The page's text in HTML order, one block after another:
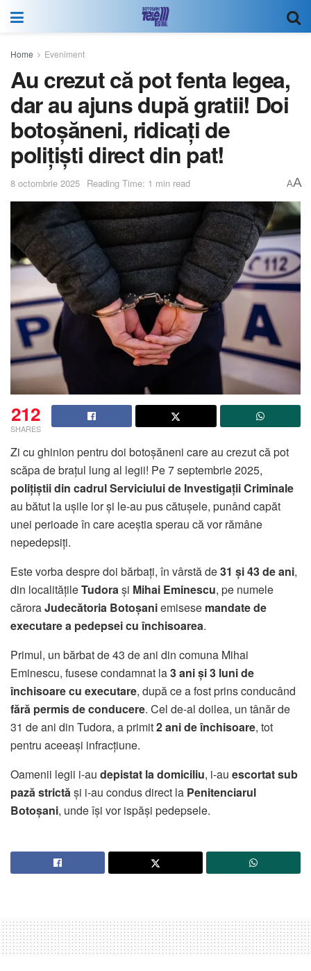
Home Eveniment
Au crezut că pot fenta legea,
dar au ajuns după gratii! Doi
botoșăneni, ridicați de
polițiști direct din pat!
8 octombrie 2025 Reading Time: 1 min read AA
212
SHARES
Zi cu ghinion pentru doi botoșăneni care au crezut că pot
scăpa de brațul lung al legii! Pe 7 septembrie 2025,
polițiștii din cadrul Serviciului de Investigații Criminale
au bătut la ușile lor și le-au pus cătușele, punând capăt
unei perioade în care aceștia sperau că vor rămâne
nepedepsiți.
Este vorba despre doi bărbați, în vârstă de31 și 43 de ani,
din localitățileTudorași Mihai Eminescu, pe numele
căroraJudecătoria Botoșaniemisese mandate de
executare a pedepsei cu închisoarea.
Primul, un bărbat de 43 de ani din comuna Mihai
Eminescu, fusese condamnat la3 ani și 3 luni de
închisoare cu executare, după ce a fost prins conducând
fără permis de conducere. Cel de-al doilea, un tânăr de
31 de ani din Tudora, a primit2 ani de închisoare, tot
pentru aceeași infracțiune.
Oamenii legii i-au depistat la domiciliu, i-au escortat sub
pază strictăși i-au condus direct la Penitenciarul
Botoșani, unde își vor ispăși pedepsele.